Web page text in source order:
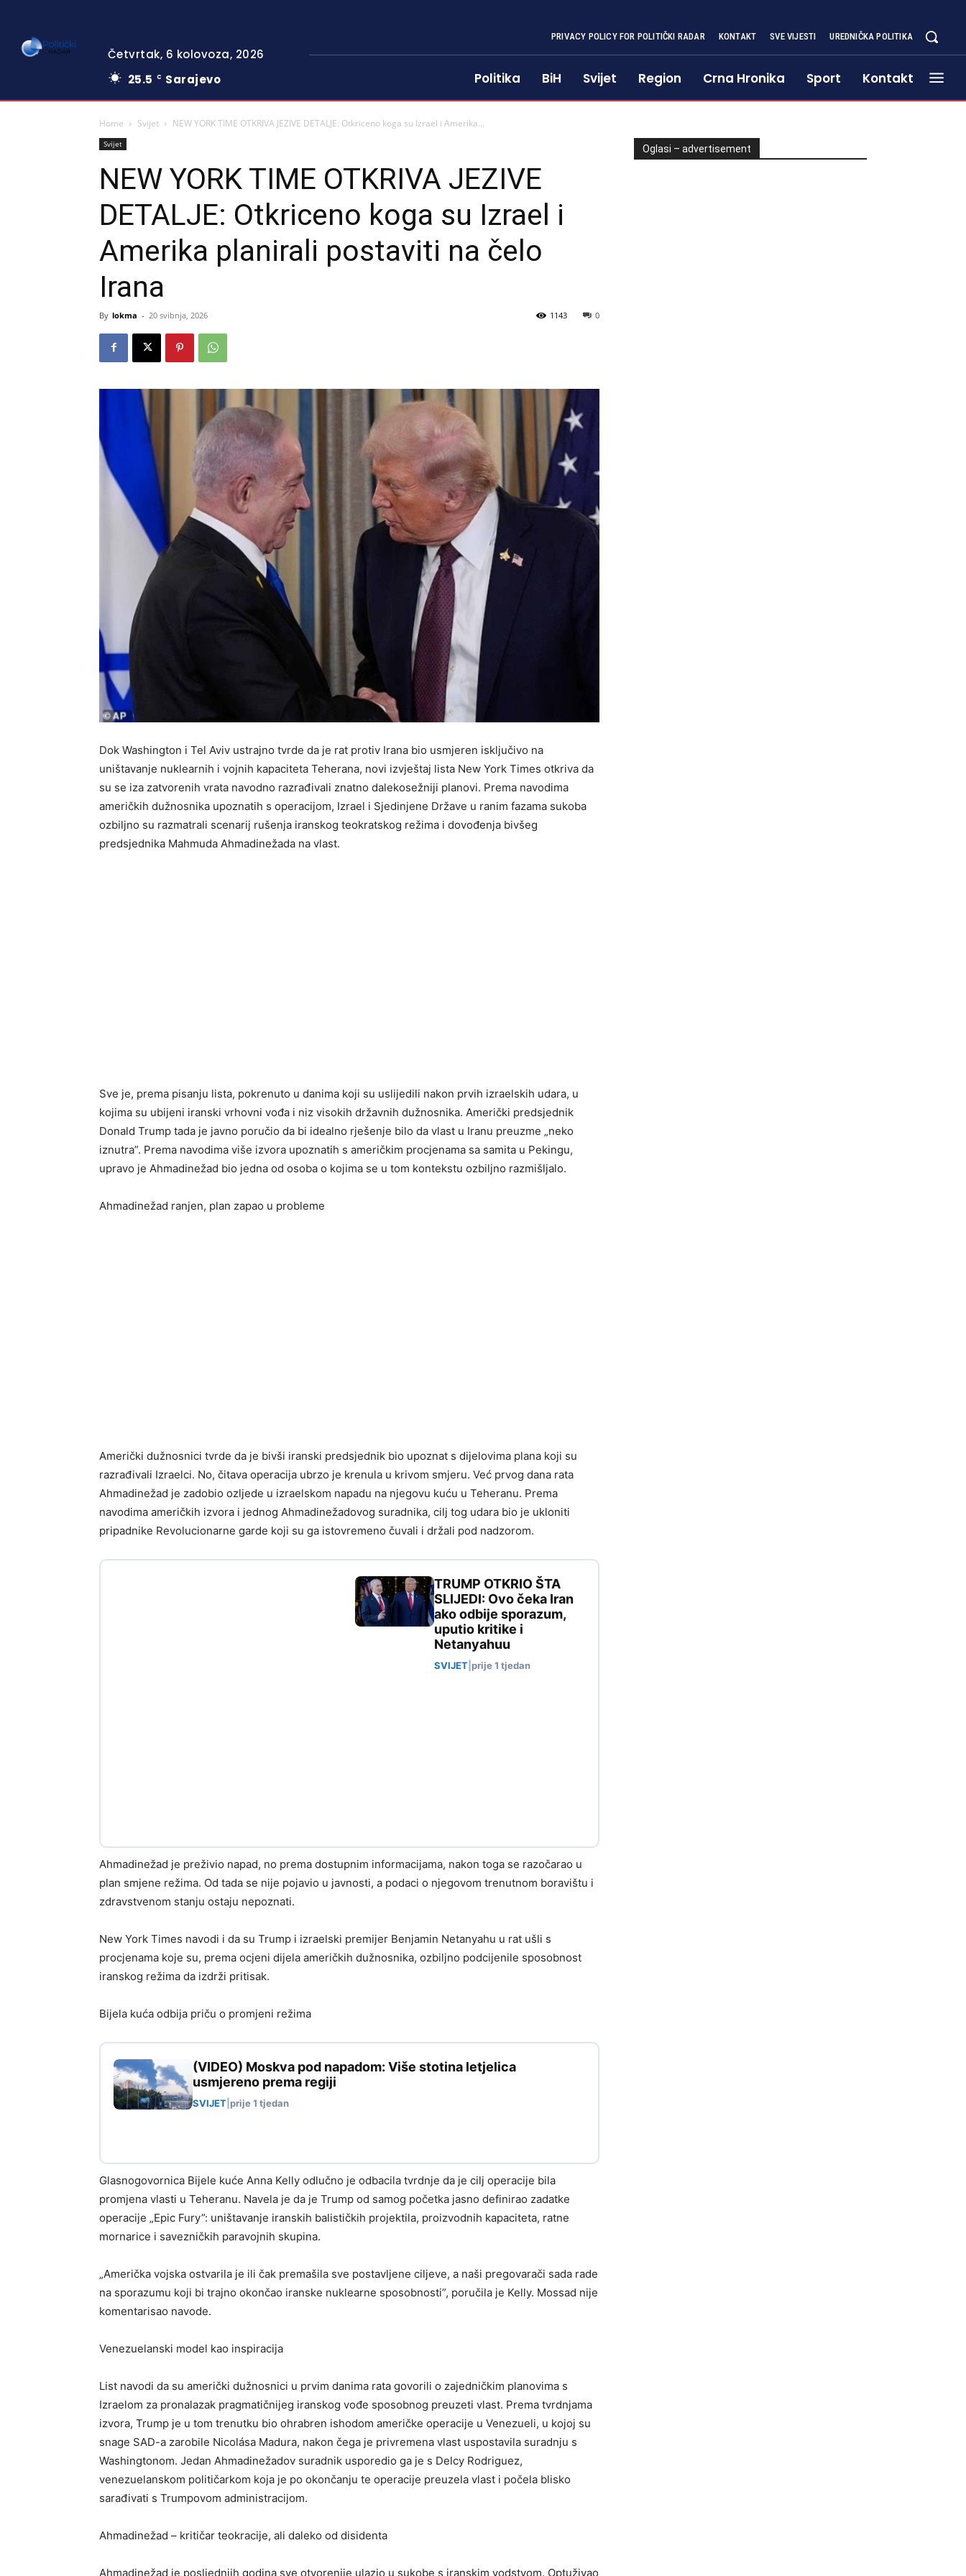
Četvrtak, 6 kolovoza, 2026
25.5
C Sarajevo
PRIVACY POLICY FOR POLITIČKI RADAR KONTAKT SVE VIJESTI UREDNIČKA POLITIKA
Politika BiH Svijet Region Crna Hronika Sport Kontakt
Home Svijet NEW YORK TIME OTKRIVA JEZIVE DETALJE: Otkriceno koga su Izrael i Amerika...
Svijet
NEW YORK TIME OTKRIVA JEZIVE
DETALJE: Otkriceno koga su Izrael i
Amerika planirali postaviti na čelo
Irana
By lokma - 20 svibnja, 2026 0
1143
Dok Washington i Tel Aviv ustrajno tvrde da je rat protiv Irana bio usmjeren isključivo na
uništavanje nuklearnih i vojnih kapaciteta Teherana, novi izvještaj lista New York Times otkriva da
su se iza zatvorenih vrata navodno razrađivali znatno dalekosežniji planovi. Prema navodima
američkih dužnosnika upoznatih s operacijom, Izrael i Sjedinjene Države u ranim fazama sukoba
ozbiljno su razmatrali scenarij rušenja iranskog teokratskog režima i dovođenja bivšeg
predsjednika Mahmuda Ahmadinežada na vlast.
Sve je, prema pisanju lista, pokrenuto u danima koji su uslijedili nakon prvih izraelskih udara, u
kojima su ubijeni iranski vrhovni vođa i niz visokih državnih dužnosnika. Američki predsjednik
Donald Trump tada je javno poručio da bi idealno rješenje bilo da vlast u Iranu preuzme „neko
iznutra”. Prema navodima više izvora upoznatih s američkim procjenama sa samita u Pekingu,
upravo je Ahmadinežad bio jedna od osoba o kojima se u tom kontekstu ozbiljno razmišljalo.
Ahmadinežad ranjen, plan zapao u probleme
Američki dužnosnici tvrde da je bivši iranski predsjednik bio upoznat s dijelovima plana koji su
razrađivali Izraelci. No, čitava operacija ubrzo je krenula u krivom smjeru. Već prvog dana rata
Ahmadinežad je zadobio ozljede u izraelskom napadu na njegovu kuću u Teheranu. Prema
navodima američkih izvora i jednog Ahmadinežadovog suradnika, cilj tog udara bio je ukloniti
pripadnike Revolucionarne garde koji su ga istovremeno čuvali i držali pod nadzorom.
TRUMP OTKRIO ŠTA
SLIJEDI: Ovo čeka Iran
ako odbije sporazum,
uputio kritike i
Netanyahuu
SVIJET prije 1 tjedan
Ahmadinežad je preživio napad, no prema dostupnim informacijama, nakon toga se razočarao u
plan smjene režima. Od tada se nije pojavio u javnosti, a podaci o njegovom trenutnom boravištu i
zdravstvenom stanju ostaju nepoznati.
New York Times navodi i da su Trump i izraelski premijer Benjamin Netanyahu u rat ušli s
procjenama koje su, prema ocjeni dijela američkih dužnosnika, ozbiljno podcijenile sposobnost
iranskog režima da izdrži pritisak.
Bijela kuća odbija priču o promjeni režima
(VIDEO) Moskva pod napadom: Više stotina letjelica
usmjereno prema regiji
SVIJET prije 1 tjedan
Glasnogovornica Bijele kuće Anna Kelly odlučno je odbacila tvrdnje da je cilj operacije bila
promjena vlasti u Teheranu. Navela je da je Trump od samog početka jasno definirao zadatke
operacije „Epic Fury”: uništavanje iranskih balističkih projektila, proizvodnih kapaciteta, ratne
mornarice i savezničkih paravojnih skupina.
„Američka vojska ostvarila je ili čak premašila sve postavljene ciljeve, a naši pregovarači sada rade
na sporazumu koji bi trajno okončao iranske nuklearne sposobnosti”, poručila je Kelly. Mossad nije
komentarisao navode.
Venezuelanski model kao inspiracija
List navodi da su američki dužnosnici u prvim danima rata govorili o zajedničkim planovima s
Izraelom za pronalazak pragmatičnijeg iranskog vođe sposobnog preuzeti vlast. Prema tvrdnjama
izvora, Trump je u tom trenutku bio ohrabren ishodom američke operacije u Venezueli, u kojoj su
snage SAD-a zarobile Nicolása Madura, nakon čega je privremena vlast uspostavila suradnju s
Washingtonom. Jedan Ahmadinežadov suradnik usporedio ga je s Delcy Rodriguez,
venezuelanskom političarkom koja je po okončanju te operacije preuzela vlast i počela blisko
sarađivati s Trumpovom administracijom.
Ahmadinežad – kritičar teokracije, ali daleko od disidenta
Ahmadinežad je posljednjih godina sve otvorenije ulazio u sukobe s iranskim vodstvom. Optuživao
Oglasi – advertisement